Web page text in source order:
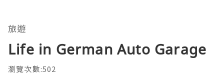
旅遊
Life in German Auto Garage
瀏覽次數:502